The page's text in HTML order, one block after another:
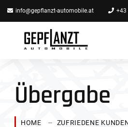
info@gepflanzt-automobile.at +43
Übergabe
HOME ZUFRIEDENE